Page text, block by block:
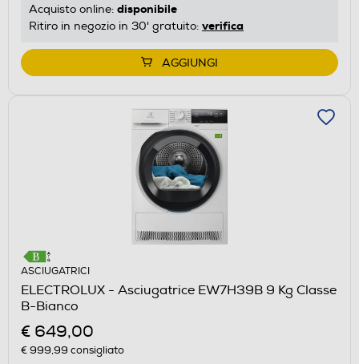
Acquisto online: disponibile
Ritiro in negozio in 30' gratuito: verifica
AGGIUNGI
ASCIUGATRICI
ELECTROLUX - Asciugatrice EW7H39B 9 Kg Classe
B-Bianco
€ 649,00
€ 999,99 consigliato